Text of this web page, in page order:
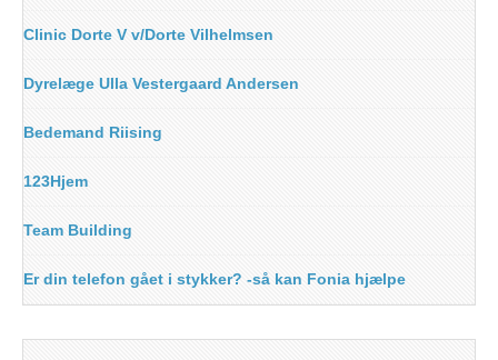
Clinic Dorte V v/Dorte Vilhelmsen
Dyrelæge Ulla Vestergaard Andersen
Bedemand Riising
123Hjem
Team Building
Er din telefon gået i stykker? -så kan Fonia hjælpe